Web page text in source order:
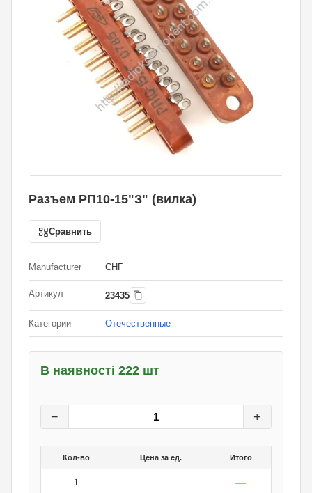
Разъем РП10-15"З" (вилка)
Сравнить
Manufacturer СНГ
Артикул 23435
Категории Отечественные
В наявності 222 шт
− +
Кол-во Цена за ед. Итого
1 — —